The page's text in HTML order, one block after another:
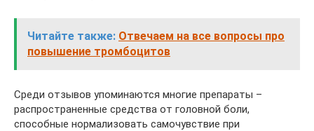
Читайте также: Отвечаем на все вопросы про
повышение тромбоцитов
Среди отзывов упоминаются многие препараты –
распространенные средства от головной боли,
способные нормализовать самочувствие при